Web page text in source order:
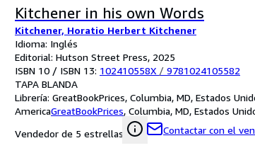
Kitchener in his own Words
Kitchener, Horatio Herbert Kitchener
Idioma: Inglés
Editorial: Hutson Street Press, 2025
ISBN 10 / ISBN 13: 102410558X / 9781024105582
TAPA BLANDA
Librería: GreatBookPrices, Columbia, MD, Estados
AmericaGreatBookPrices, Columbia, MD, Estados
Vendedor de 5 estrellas
Contactar con el